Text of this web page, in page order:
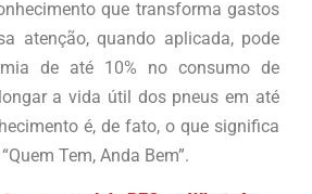
que transforma gastos
atenção, quando aplicada, pode
de até 10% no consumo de
a vida útil dos pneus em até
é, de fato, o que significa
Tem, Anda Bem”.